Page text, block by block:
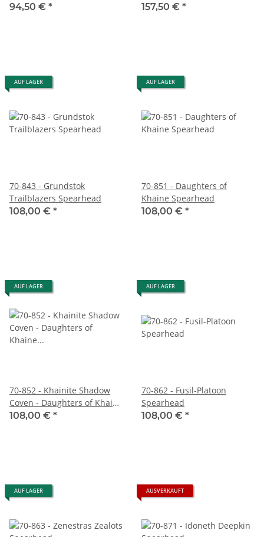
94,50 € *
157,50 € *
AUF LAGER
70-843 - Grundstok
Trailblazers Spearhead
108,00 € *
AUF LAGER
70-851 - Daughters of
Khaine Spearhead
108,00 € *
AUF LAGER
70-852 - Khainite Shadow
Coven - Daughters of Khaine
Spearhead
108,00 € *
AUF LAGER
70-862 - Fusil-Platoon
Spearhead
108,00 € *
AUF LAGER AUSVERKAUFT